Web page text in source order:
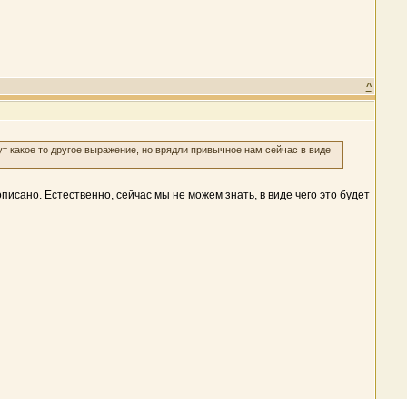
^
то другое выражение, но врядли привычное нам сейчас в виде
Естественно, сейчас мы не можем знать, в виде чего это будет